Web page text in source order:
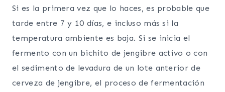
Si es la primera vez que lo haces, es probable que
tarde entre 7 y 10 días, e incluso más si la
temperatura ambiente es baja. Si se inicia el
fermento con un bichito de jengibre activo o con
el sedimento de levadura de un lote anterior de
cerveza de jengibre, el proceso de fermentación